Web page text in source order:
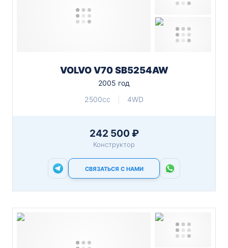
VOLVO V70 SB5254AW
2005 год
2500cc
4WD
242 500 ₽
Конструктор
СВЯЗАТЬСЯ С НАМИ